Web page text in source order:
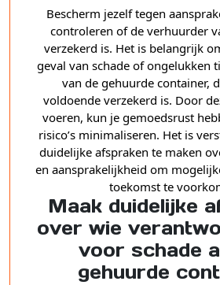
Bescherm jezelf tegen
controleren of de verhuurder
verzekerd is. Het is belangrijk
geval van schade of ongelukken
van de gehuurde container,
voldoende verzekerd is. Door
voeren, kun je gemoedsrust
risico’s minimaliseren. Het is
duidelijke afspraken te maken
en aansprakelijkheid om
toekomst te
Maak duidelijke
over wie
voor schade
gehuurde